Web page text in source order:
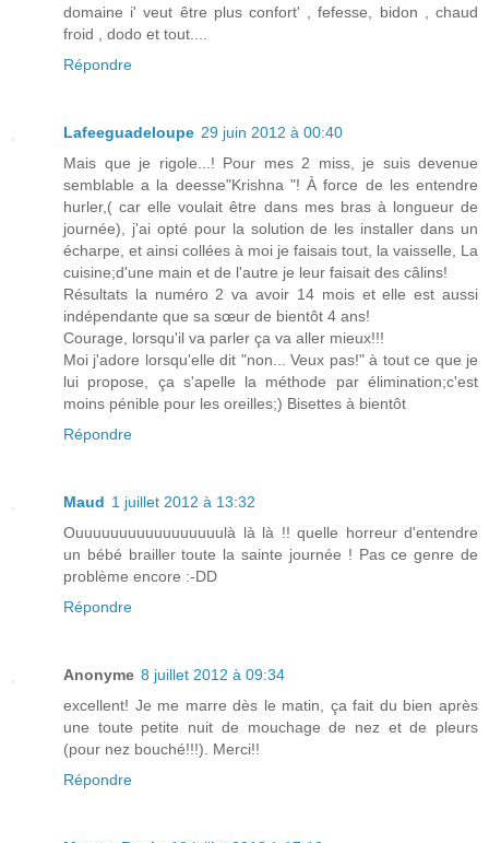
domaine i' veut être plus confort' , fefesse, bidon , chaud
froid , dodo et tout....
Répondre
Lafeeguadeloupe 29 juin 2012 à 00:40
Mais que je rigole...! Pour mes 2 miss, je suis devenue
semblable a la deesse"Krishna "! À force de les entendre
hurler,( car elle voulait être dans mes bras à longueur de
journée), j'ai opté pour la solution de les installer dans un
écharpe, et ainsi collées à moi je faisais tout, la vaisselle, La
cuisine;d'une main et de l'autre je leur faisait des câlins!
Résultats la numéro 2 va avoir 14 mois et elle est aussi
indépendante que sa sœur de bientôt 4 ans!
Courage, lorsqu'il va parler ça va aller mieux!!!
Moi j'adore lorsqu'elle dit "non... Veux pas!" à tout ce que je
lui propose, ça s'apelle la méthode par élimination;c'est
moins pénible pour les oreilles;) Bisettes à bientôt
Répondre
Maud 1 juillet 2012 à 13:32
Ouuuuuuuuuuuuuuuuulà là là !! quelle horreur d'entendre
un bébé brailler toute la sainte journée ! Pas ce genre de
problème encore :-DD
Répondre
Anonyme 8 juillet 2012 à 09:34
excellent! Je me marre dès le matin, ça fait du bien après
une toute petite nuit de mouchage de nez et de pleurs
(pour nez bouché!!!). Merci!!
Répondre